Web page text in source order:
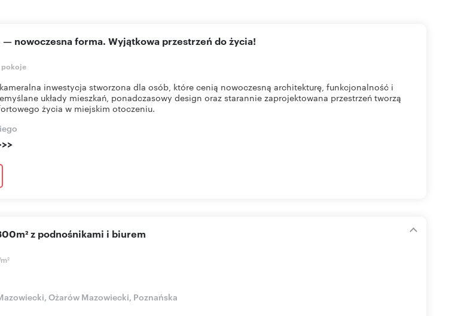
pokoje
— nowoczesna forma. Wyjątkowa przestrzeń do życia!
inwestycja stworzona dla osób, które cenią nowoczesną architekturę, funkcjonalność i
układy mieszkań, ponadczasowy design oraz starannie zaprojektowana przestrzeń tworzą
życia w miejskim otoczeniu.
2
z podnośnikami i biurem
Ożarów Mazowiecki, Poznańska